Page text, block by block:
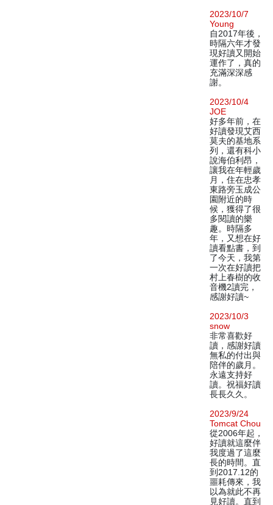
2023/10/7
Young
自2017年後，
時隔六年才發
現好讀又開始
運作了，真的
充滿深深感
謝。
2023/10/4
JOE
好多年前，在
好讀發現艾西
莫夫的基地系
列，還有科小
說海伯利昂，
讓我在年輕歲
月，住在忠孝
東路旁玉成公
園附近的時
候，獲得了很
多閱讀的樂
趣。時隔多
年，又想在好
讀看點書，到
了今天，我第
一次在好讀把
村上春樹的收
音機2讀完，
感謝好讀~
2023/10/3
snow
非常喜歡好
讀，感謝好讀
無私的付出與
陪伴的歲月。
永遠支持好
讀。祝福好讀
長長久久。
2023/9/24
Tomcat Chou
從2006年起，
好讀就這麼伴
我度過了這麼
長的時間。直
到2017.12的
噩耗傳來，我
以為就此不再
見好讀。直到